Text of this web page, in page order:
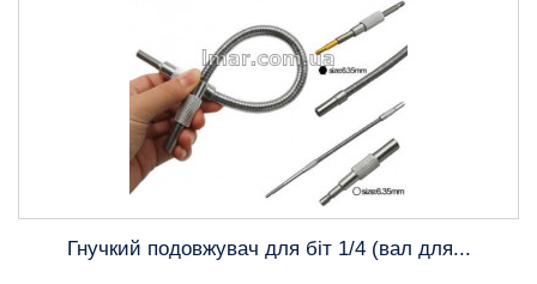
Гнучкий подовжувач для біт 1/4 (вал для...